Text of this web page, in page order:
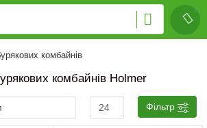
комбайнів
комбайнів Holmer
Фільтр